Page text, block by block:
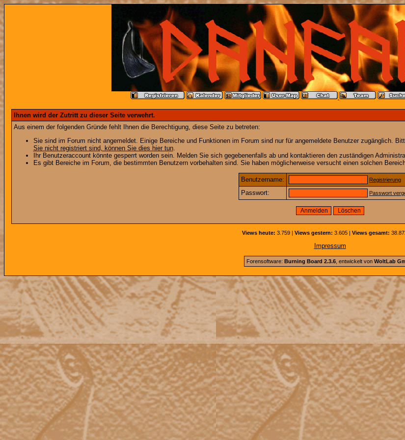
Ihnen wird der Zutritt zu dieser Seite verwehrt.
Aus einem der folgenden Gründe fehlt Ihnen die Berechtigung, diese Seite zu betreten:
Sie sind im Forum nicht angemeldet. Einige Bereiche und Funktionen im Forum sind nur für angemeldete Benutzer zugänglich.
Sie nicht registriert sind, können Sie dies hier tun.
Ihr Benutzeraccount könnte gesperrt worden sein. Melden Sie sich gegebenenfalls ab und kontaktieren den zuständigen
Es gibt Bereiche im Forum, die bestimmten Benutzern vorbehalten sind. Sie haben möglicherweise versucht einen solchen
Benutzername: Registrierung
Passwort: Passwort
Views heute: 3.759 | Views gestern: 3.605 | Views gesamt:
Impressum
Forensoftware: Burning Board 2.3.6, entwickelt von WoltLab